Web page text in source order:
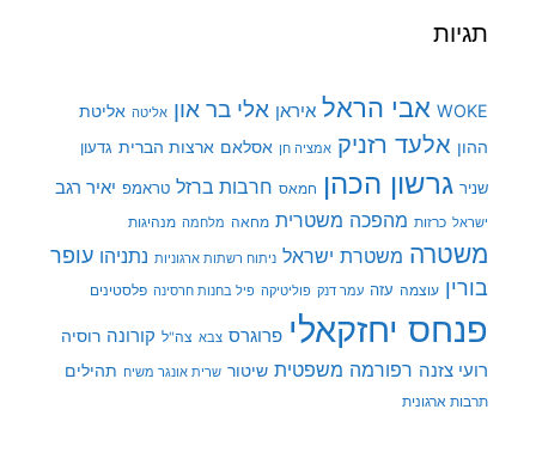
תגיות
WOKE אבי הראל איראן אלי בר און אליטה אליטת
ההון אלעד רזניק אמציה חן אסלאם ארצות הברית גדעון
שניר גרשון הכהן חמאס חרבות ברזל טראמפ יאיר רגב
ישראל כרזות מהפכה משטרית מחאה מלחמה מנהיגות
משטרה משטרת ישראל ניתוח רשתות ארגוניות נתניהו עופר
בורין עוצמה עזה עמר דנק פוליטיקה פיל בחנות חרסינה פלסטינים
פנחס יחזקאלי פרוגרס צבא צה"ל קורונה רוסיה
רועי צזנה רפורמה משפטית שיטור שרית אונגר משיח תהילים
תרבות ארגונית